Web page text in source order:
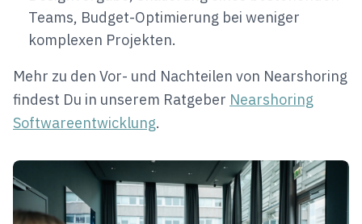
Teams, Budget-Optimierung bei weniger
komplexen Projekten.
Mehr zu den Vor- und Nachteilen von Nearshoring
findest Du in unserem Ratgeber Nearshoring
Softwareentwicklung.